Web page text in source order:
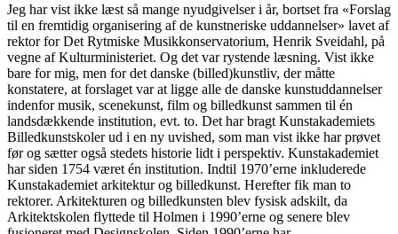
Jeg har vist ikke læst så mange nyudgivelser i år, bortset fra «Forslag
til en fremtidig organisering af de kunstneriske uddannelser» lavet af
rektor for Det Rytmiske Musikkonservatorium, Henrik Sveidahl, på
vegne af Kulturministeriet. Og det var rystende læsning. Vist ikke
bare for mig, men for det danske (billed)kunstliv, der måtte
konstatere, at forslaget var at ligge alle de danske kunstuddannelser
indenfor musik, scenekunst, film og billedkunst sammen til én
landsdækkende institution, evt. to. Det har bragt Kunstakademiets
Billedkunstskoler ud i en ny uvished, som man vist ikke har prøvet
før og sætter også stedets historie lidt i perspektiv. Kunstakademiet
har siden 1754 været én institution. Indtil 1970’erne inkluderede
Kunstakademiet arkitektur og billedkunst. Herefter fik man to
rektorer. Arkitekturen og billedkunsten blev fysisk adskilt, da
Arkitektskolen flyttede til Holmen i 1990’erne og senere blev